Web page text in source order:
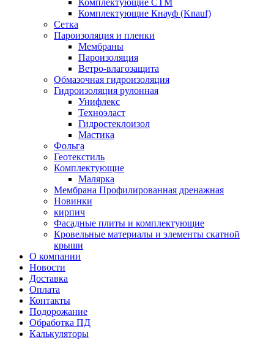
Комплектующие СТМ
Комплектующие Кнауф (Knauf)
Сетка
Пароизоляция и пленки
Мембраны
Пароизоляция
Ветро-влагозащита
Обмазочная гидроизоляция
Гидроизоляция рулонная
Унифлекс
Техноэласт
Гидростеклоизол
Мастика
Фольга
Геотекстиль
Комплектующие
Малярка
Мембрана Профилированная дренажная
Новинки
кирпич
Фасадные плиты и комплектующие
Кровельные материалы и элементы скатной
крыши
О компании
Новости
Доставка
Оплата
Контакты
Подорожание
Обработка ПД
Калькуляторы